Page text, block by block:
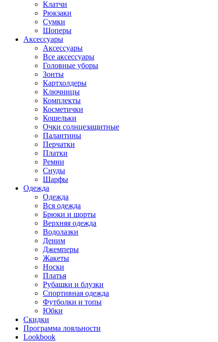
Клатчи
Рюкзаки
Сумки
Шоперы
Аксессуары
Аксессуары
Все аксессуары
Головные уборы
Зонты
Картхолдеры
Ключницы
Комплекты
Косметички
Кошельки
Очки солнцезащитные
Палантины
Перчатки
Платки
Ремни
Снуды
Шарфы
Одежда
Одежда
Вся одежда
Брюки и шорты
Верхняя одежда
Водолазки
Деним
Джемперы
Жакеты
Носки
Платья
Рубашки и блузки
Спортивная одежда
Футболки и топы
Юбки
Скидки
Программа лояльности
Lookbook